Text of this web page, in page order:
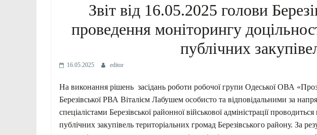
Звіт від 16.05.2025 голови
проведення моніторингу
публічних
16.05.2025 editor
На виконання рішень засідань роботи робочої групи Одеської ОВА
Березівської РВА Віталієм Лабушем особисто та відповідальними за
спеціалістами Березівської районної військової адміністрації
публічних закупівель територіальних громад Березівського району. За